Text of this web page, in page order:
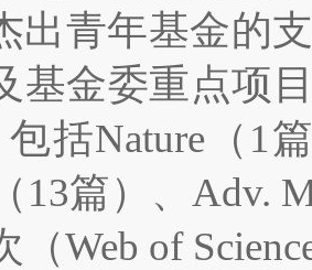
出青年基金的
基金委重点项
括Nature （ 1
（ 13篇）、 Adv.
（Web of